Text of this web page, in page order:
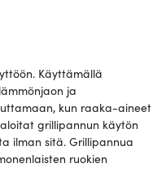
Käyttämällä
ja
kun raaka-aineet
grillipannun käytön
ilman sitä. Grillipannua
ruokien